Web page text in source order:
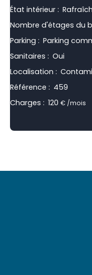
État intérieur :
Nombre d'étages du
Parking : Parking
Sanitaires : Oui
Localisation :
Référence : 459
Charges : 120 € /mois